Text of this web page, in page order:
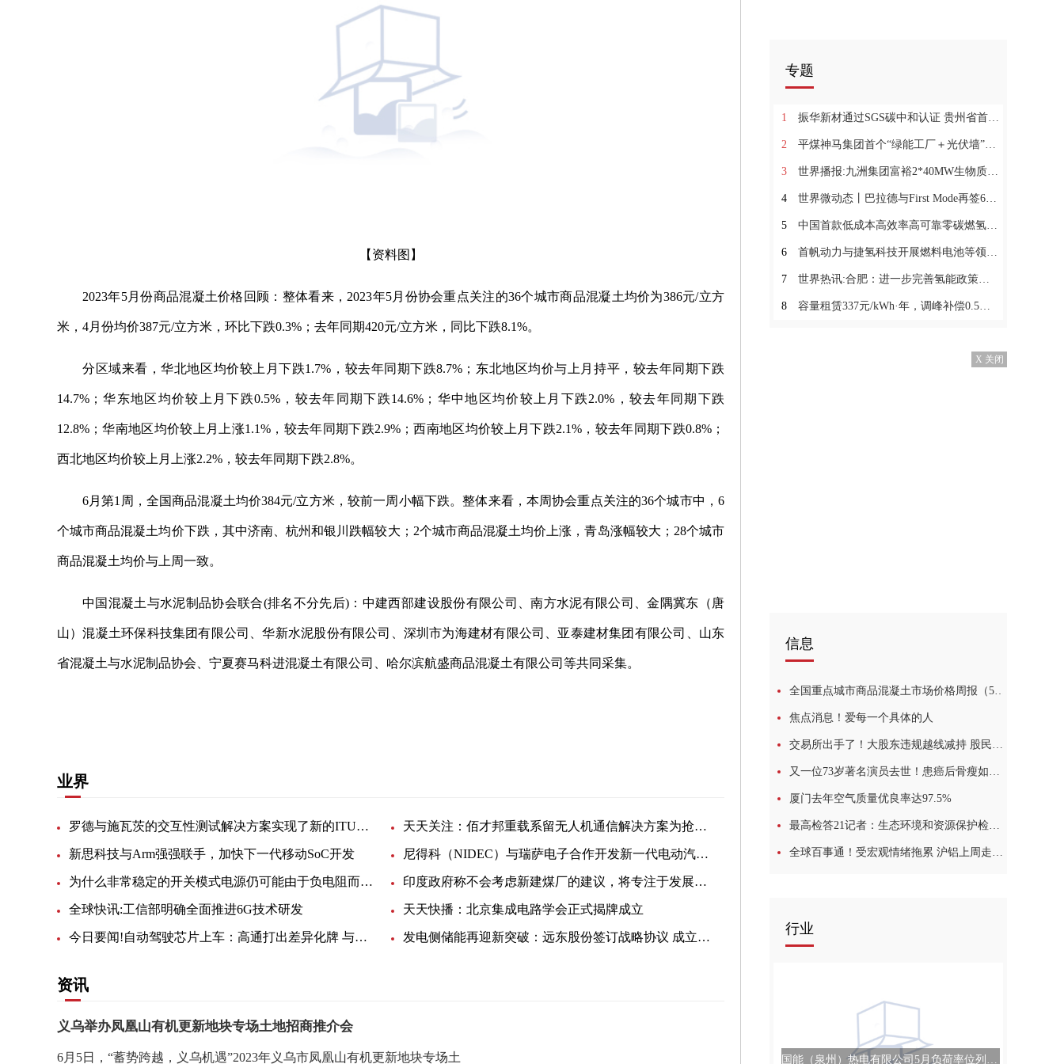
【资料图】
2023年5月份商品混凝土价格回顾：整体看来，2023年5月份协会重点关注的36个城市商品混凝土均价为386元/立方
米，4月份均价387元/立方米，环比下跌0.3%；去年同期420元/立方米，同比下跌8.1%。
分区域来看，华北地区均价较上月下跌1.7%，较去年同期下跌8.7%；东北地区均价与上月持平，较去年同期下跌
14.7%；华东地区均价较上月下跌0.5%，较去年同期下跌14.6%；华中地区均价较上月下跌2.0%，较去年同期下跌
12.8%；华南地区均价较上月上涨1.1%，较去年同期下跌2.9%；西南地区均价较上月下跌2.1%，较去年同期下跌0.8%；
西北地区均价较上月上涨2.2%，较去年同期下跌2.8%。
6月第1周，全国商品混凝土均价384元/立方米，较前一周小幅下跌。整体来看，本周协会重点关注的36个城市中，6
个城市商品混凝土均价下跌，其中济南、杭州和银川跌幅较大；2个城市商品混凝土均价上涨，青岛涨幅较大；28个城市
商品混凝土均价与上周一致。
中国混凝土与水泥制品协会联合(排名不分先后)：中建西部建设股份有限公司、南方水泥有限公司、金隅冀东（唐
山）混凝土环保科技集团有限公司、华新水泥股份有限公司、深圳市为海建材有限公司、亚泰建材集团有限公司、山东
省混凝土与水泥制品协会、宁夏赛马科进混凝土有限公司、哈尔滨航盛商品混凝土有限公司等共同采集。
业界
罗德与施瓦茨的交互性测试解决方案实现了新的ITU网络性能评估建议-资讯推荐 天天关注：佰才邦重载系留无人机通信解决方案为抢险救灾提供保障
新思科技与Arm强强联手，加快下一代移动SoC开发 尼得科（NIDEC）与瑞萨电子合作开发新一代电动汽车用电驱系统E-Axle的半导体解决方案
为什么非常稳定的开关模式电源仍可能由于负电阻而产生振荡 印度政府称不会考虑新建煤厂的建议，将专注于发展可再生能源行业_全球热资讯
全球快讯:工信部明确全面推进6G技术研发 天天快播：北京集成电路学会正式揭牌成立
今日要闻!自动驾驶芯片上车：高通打出差异化牌 与英伟达错位竞争 发电侧储能再迎新突破：远东股份签订战略协议 成立三方合资公司
资讯
义乌举办凤凰山有机更新地块专场土地招商推介会
6月5日，“蓄势跨越，义乌机遇”2023年义乌市凤凰山有机更新地块专场土
专题
1 振华新材通过SGS碳中和认证 贵州省首家正极材料“零碳工厂”诞生-速读
2 平煤神马集团首个“绿能工厂＋光伏墙”项目开工
3 世界播报:九洲集团富裕2*40MW生物质热电联产项目2#机组并网发电成功
4 世界微动态丨巴拉德与First Mode再签60台矿卡燃料电池模组订单
5 中国首款低成本高效率高可靠零碳燃氢发电动力系统点火成功 报资讯
6 首帆动力与捷氢科技开展燃料电池等领域合作 世界新消息
7 世界热讯:合肥：进一步完善氢能政策保障 拓宽应用领域
8 容量租赁337元/kWh·年，调峰补偿0.5元/kWh！吉林省新型储能建设实施方案（试行）（征求意见稿）发布 焦点速读
X 关闭
信息
全国重点城市商品混凝土市场价格周报（5月29日-6月4日）_天天看点
焦点消息！爱每一个具体的人
交易所出手了！大股东违规越线减持 股民炸锅 世界快消息
又一位73岁著名演员去世！患癌后骨瘦如柴，最后露面照曝光让人唏嘘
厦门去年空气质量优良率达97.5%
最高检答21记者：生态环境和资源保护检察公益诉讼呈现“四最”
全球百事通！受宏观情绪拖累 沪铝上周走势偏弱
行业
国能（泉州）热电有限公司5月负荷率位列全省第一 世界资讯